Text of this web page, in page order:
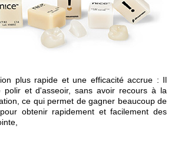
plus rapide et une efficacité accrue : Il
polir et d'asseoir, sans avoir recours à la
ce qui permet de gagner beaucoup de
obtenir rapidement et facilement des